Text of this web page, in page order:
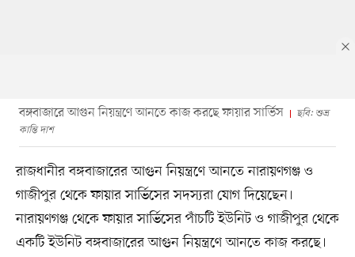
বঙ্গবাজারে আগুন নিয়ন্ত্রণে আনতে কাজ করছে ফায়ার সার্ভিস
ছবি: শুভ্র
কান্তি দাশ
রাজধানীর বঙ্গবাজারের আগুন নিয়ন্ত্রণে আনতে নারায়ণগঞ্জ ও
গাজীপুর থেকে ফায়ার সার্ভিসের সদস্যরা যোগ দিয়েছেন।
নারায়ণগঞ্জ থেকে ফায়ার সার্ভিসের পাঁচটি ইউনিট ও গাজীপুর থেকে
একটি ইউনিট বঙ্গবাজারের আগুন নিয়ন্ত্রণে আনতে কাজ করছে।